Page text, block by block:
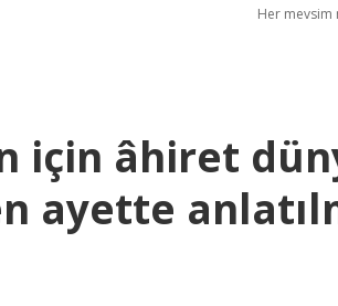
Her mevsim
için âhiret
ayette